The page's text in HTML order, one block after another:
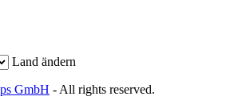
Land ändern
GmbH - All rights reserved.